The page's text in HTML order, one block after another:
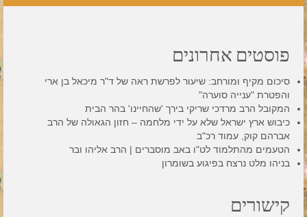
פוסטים אחרונים
סיכום מקיף ומורחב: שיעור לפרשת ראה של ד"ר מיכאל בן ארי
והפטרת "ענייה סוערה"
המקובל הרב מרדכי שריקי בירך 'שהחיינו' בהר הבית
כיבוש ארץ ישראל שלא על ידי מלחמה – חזון הגאולה של הרב
אברהם קוק, עמוד רכ"ב
הטעמים מהתלמוד לט"ו באב מוסברים | הרב אליהו ובר
בניהו מלט נרצח בפיגוע בשומרון
קישורים